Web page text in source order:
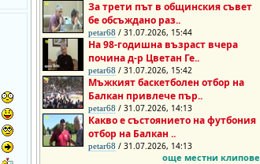
За трети път в общинския съвет
бе обсъждано раз..
petar68 / 31.07.2026, 15:44
На 98-годишна възраст вчера
почина д-р Цветан Ге..
petar68 / 31.07.2026, 15:42
Мъжкият баскетболен отбор на
Балкан привлече пър..
petar68 / 31.07.2026, 14:13
Какво е състоянието на футбония
отбор на Балкан ..
petar68 / 31.07.2026, 14:13
още местни клипове